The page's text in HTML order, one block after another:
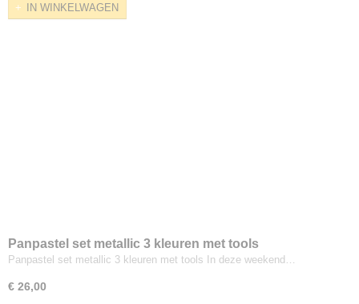
IN WINKELWAGEN
Panpastel set metallic 3 kleuren met tools
Panpastel set metallic 3 kleuren met tools In deze weekend…
€ 26,00